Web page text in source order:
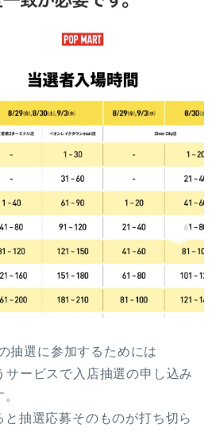
抽選に参加するためには
サービスで入店抽選の申し込み
抽選応募そのものが打ち切ら